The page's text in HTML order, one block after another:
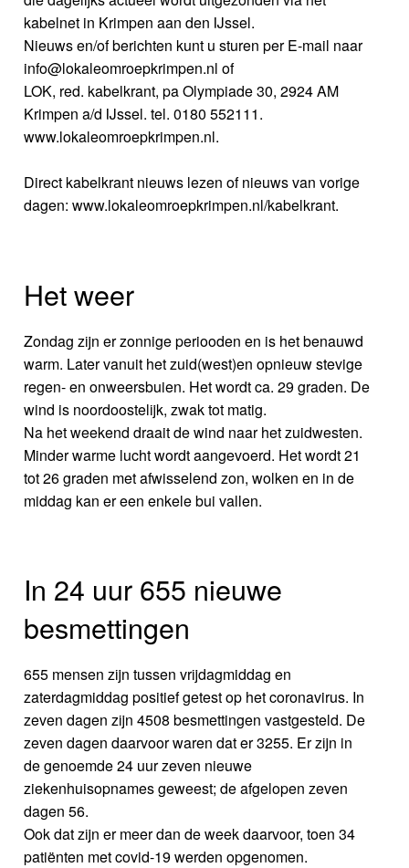
kabelnet in Krimpen aan den IJssel.
Nieuws en/of berichten kunt u sturen per E-mail naar
info@lokaleomroepkrimpen.nl of
LOK, red. kabelkrant, pa Olympiade 30, 2924 AM
Krimpen a/d IJssel. tel. 0180 552111.
www.lokaleomroepkrimpen.nl.
Direct kabelkrant nieuws lezen of nieuws van vorige
dagen: www.lokaleomroepkrimpen.nl/kabelkrant.
Het weer
Zondag zijn er zonnige periooden en is het benauwd
warm. Later vanuit het zuid(west)en opnieuw stevige
regen- en onweersbuien. Het wordt ca. 29 graden. De
wind is noordoostelijk, zwak tot matig.
Na het weekend draait de wind naar het zuidwesten.
Minder warme lucht wordt aangevoerd. Het wordt 21
tot 26 graden met afwisselend zon, wolken en in de
middag kan er een enkele bui vallen.
In 24 uur 655 nieuwe
besmettingen
655 mensen zijn tussen vrijdagmiddag en
zaterdagmiddag positief getest op het coronavirus. In
zeven dagen zijn 4508 besmettingen vastgesteld. De
zeven dagen daarvoor waren dat er 3255. Er zijn in
de genoemde 24 uur zeven nieuwe
ziekenhuisopnames geweest; de afgelopen zeven
dagen 56.
Ook dat zijn er meer dan de week daarvoor, toen 34
patiënten met covid-19 werden opgenomen.